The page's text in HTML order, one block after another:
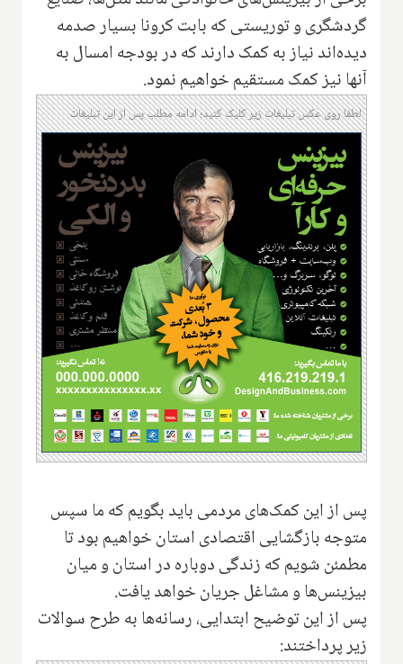
گردشگری و توریستی که بابت کرونا بسیار صدمه
دیده‌اند نیاز به کمک دارند که در بودجه امسال به
آنها نیز کمک مستقیم خواهیم نمود.
لطفا روی عکس تبلیغات زیر کلیک کنید؛ ادامه مطلب پس از این تبلیغات
پس از این کمک‌های مردمی باید بگویم که ما سپس
متوجه بازگشایی اقتصادی استان خواهیم بود تا
مطمئن شویم که زندگی دوباره در استان و میان
بیزینس‌ها و مشاغل جریان خواهد یافت.
پس از این توضیح ابتدایی، رسانه‌ها به طرح سوالات
زیر پرداختند: